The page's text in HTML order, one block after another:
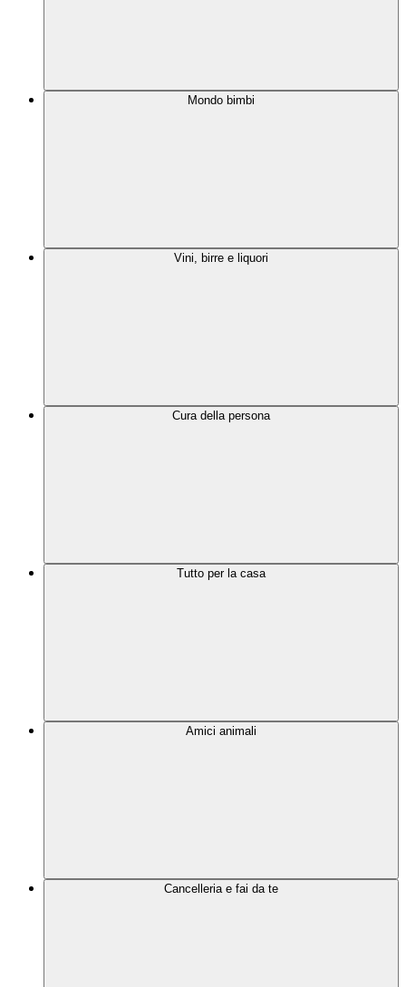
Mondo bimbi
Vini, birre e liquori
Cura della persona
Tutto per la casa
Amici animali
Cancelleria e fai da te